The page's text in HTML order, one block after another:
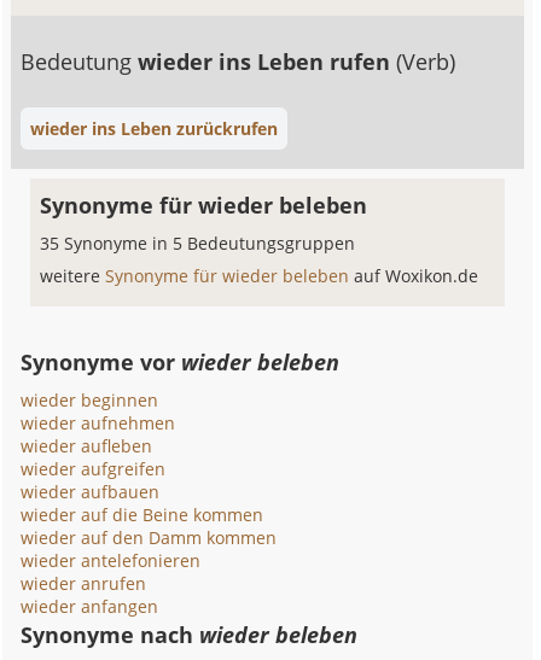
Bedeutungwieder ins Leben rufen(Verb)
wieder ins Leben zurückrufen
Synonyme für wieder beleben
35 Synonyme in 5 Bedeutungsgruppen
weitereSynonyme für wieder belebenauf Woxikon.de
Synonyme vor wieder beleben
wieder beginnen
wieder aufnehmen
wieder aufleben
wieder aufgreifen
wieder aufbauen
wieder auf die Beine kommen
wieder auf den Damm kommen
wieder antelefonieren
wieder anrufen
wieder anfangen
Synonyme nach wieder beleben